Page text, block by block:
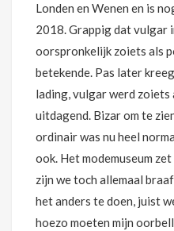
Londen en Wenen en is
2018. Grappig dat vulgar
oorspronkelijk zoiets als
betekende. Pas later
lading, vulgar werd
uitdagend. Bizar om te
ordinair was nu heel
ook. Het modemuseum
zijn we toch allemaal
het anders te doen, juist
hoezo moeten mijn